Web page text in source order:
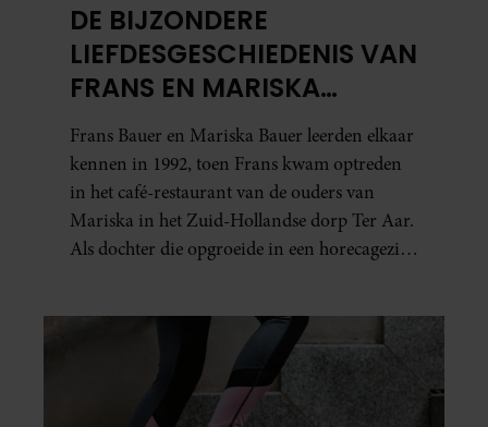
DE BIJZONDERE
LIEFDESGESCHIEDENIS VAN
FRANS EN MARISKA
BAUER: OOK IN BED
ELKAARS EERSTE
Frans Bauer en Mariska Bauer leerden elkaar
kennen in 1992, toen Frans kwam optreden
in het café-restaurant van de ouders van
Mariska in het Zuid-Hollandse dorp Ter Aar.
Als dochter die opgroeide in een horecagezin